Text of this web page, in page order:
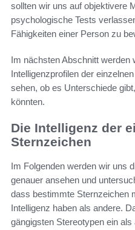
sollten wir uns auf objektivere
psychologische Tests
Fähigkeiten einer Person zu
Im nächsten Abschnitt werden
Intelligenzprofilen der
sehen, ob es Unterschiede
könnten.
Die Intelligenz der
Sternzeichen
Im Folgenden werden wir uns
genauer ansehen und
dass bestimmte Sternzeichen
Intelligenz haben als andere.
gängigsten Stereotypen ein